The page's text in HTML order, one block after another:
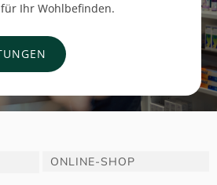
Ihr Wohlbefinden.
ONLINE-SHOP